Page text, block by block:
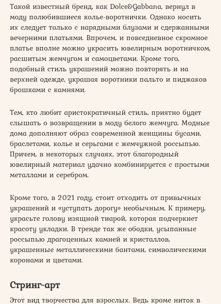
Такой известный бренд, как Dolce&Gabbana, вернул в
моду полюбившиеся колье-воротнички. Однако носить
их следует только с нарядными блузами и сдержанными
вечерними платьями. Впрочем, и повседневное скромное
платье вполне можно украсить ювелирным воротничком,
расшитым жемчугом и самоцветами. Кроме того,
подобный стиль украшений можно повторять и на
верхней одежде, украшая воротники пальто и пиджаков
брошками с камнями.
Тем, кто любит аристократичный стиль, приятно будет
слышать о возвращении в моду белого жемчуга. Модные
дома дополняют образ современной женщины бусами,
браслетами, колье и серьгами с жемчужной россыпью.
Причем, в некоторых случаях, этот благородный
ювелирный материал удачно комбинируется с простыми
металлами и серебром.
Кроме того, в 2021 году, стоит отходить от привычных
украшений и «уступать дорогу» необычным. К примеру,
украсьте голову изящной тиарой, которая подчеркнет
красоту укладки. В тренде так же ободки, усыпанные
россыпью драгоценных камней и кристаллов,
украшенные металлическими бантами, символическими
коронами и цветами.
Стринг-арт
Этот вид творчества для взрослых. Ведь кроме ниток в